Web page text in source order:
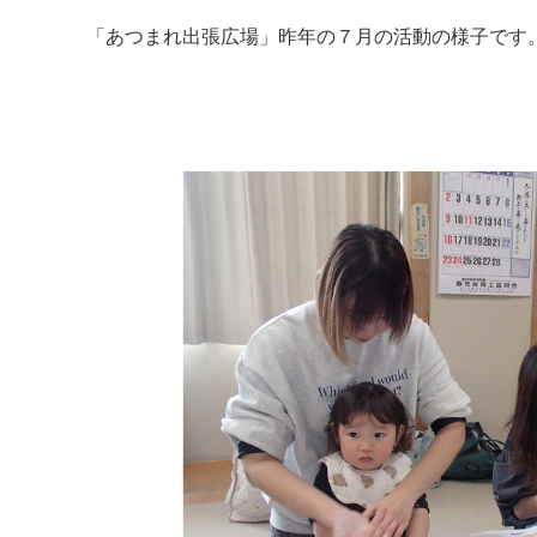
「あつまれ出張広場」昨年の７月の活動の様子です